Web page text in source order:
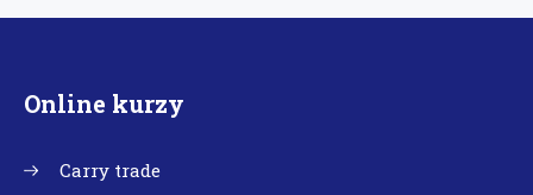
Online kurzy
Carry trade